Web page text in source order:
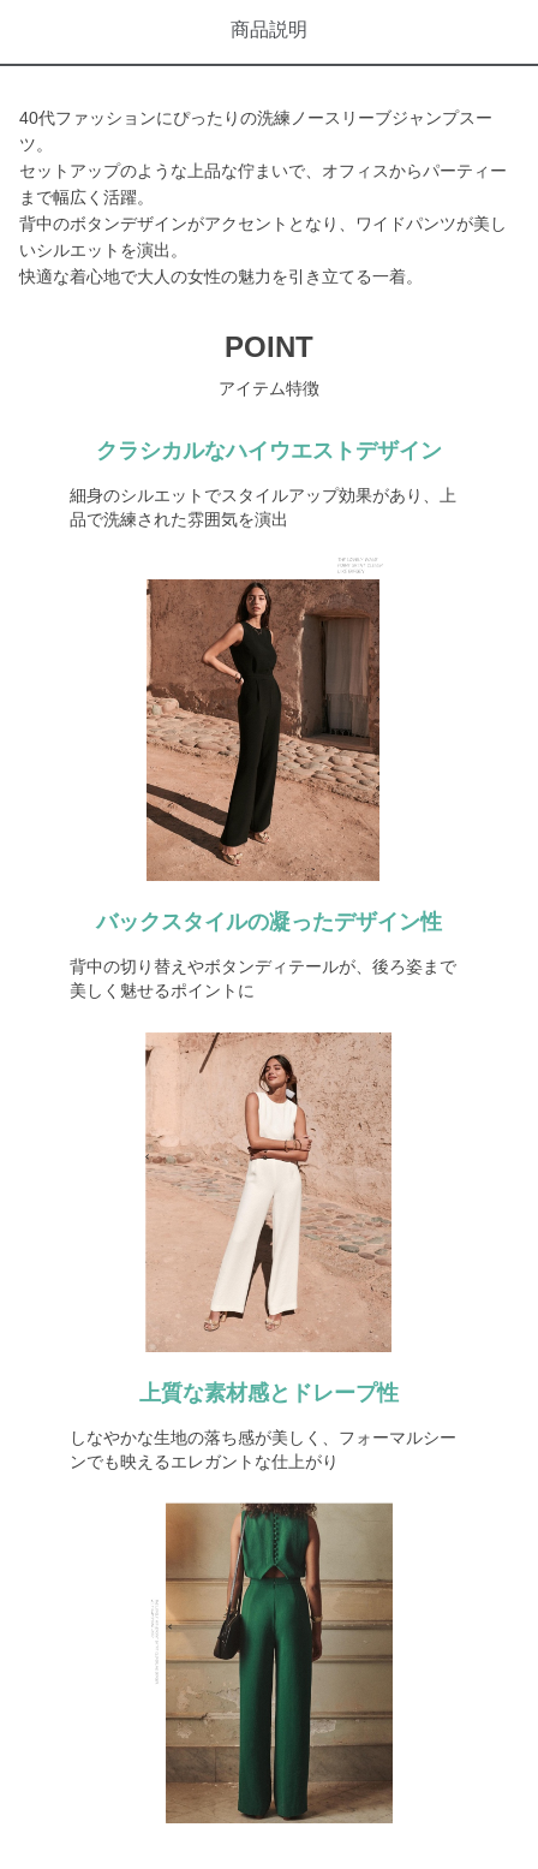
商品説明
40代ファッションにぴったりの洗練ノースリーブジャンプスー
ツ。
セットアップのような上品な佇まいで、オフィスからパーティー
まで幅広く活躍。
背中のボタンデザインがアクセントとなり、ワイドパンツが美し
いシルエットを演出。
快適な着心地で大人の女性の魅力を引き立てる一着。
POINT
アイテム特徴
クラシカルなハイウエストデザイン
細身のシルエットでスタイルアップ効果があり、上
品で洗練された雰囲気を演出
バックスタイルの凝ったデザイン性
背中の切り替えやボタンディテールが、後ろ姿まで
美しく魅せるポイントに
上質な素材感とドレープ性
しなやかな生地の落ち感が美しく、フォーマルシー
ンでも映えるエレガントな仕上がり